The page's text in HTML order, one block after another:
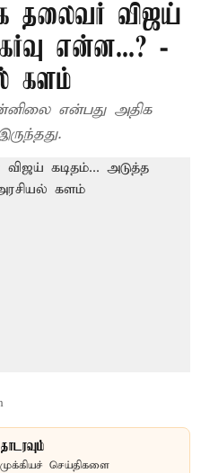
தலைவர் விஜய்
என்ன...? -
களம்
என்பது அதிக
செய்திகளை